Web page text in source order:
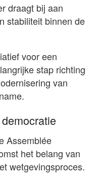
draagt bij aan
stabiliteit binnen de
voor een
stap richting
van
Assemblée
het belang van
wetgevingsproces.